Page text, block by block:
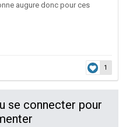
augure donc pour ces
1
se connecter pour